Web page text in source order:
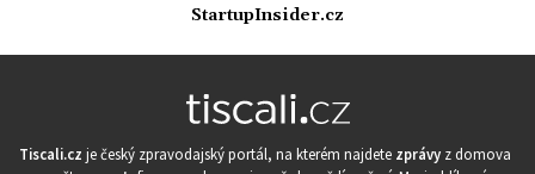
StartupInsider.cz
Tiscali.cz je český zpravodajský portál, na kterém najdete zprávy z domova